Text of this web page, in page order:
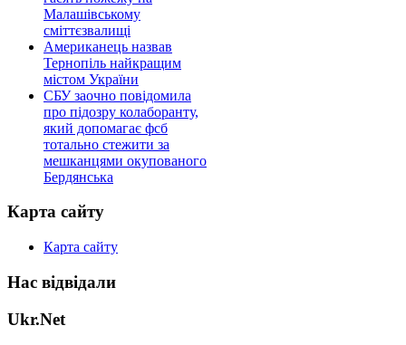
Малашівському
сміттєзвалищі
Американець назвав
Тернопіль найкращим
містом України
СБУ заочно повідомила
про підозру колаборанту,
який допомагає фсб
тотально стежити за
мешканцями окупованого
Бердянська
Карта сайту
Карта сайту
Нас відвідали
Ukr.Net